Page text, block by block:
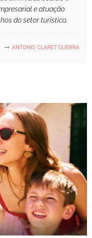
e atuação
do setor turístico.
ANTONIO CLARET GUERRA